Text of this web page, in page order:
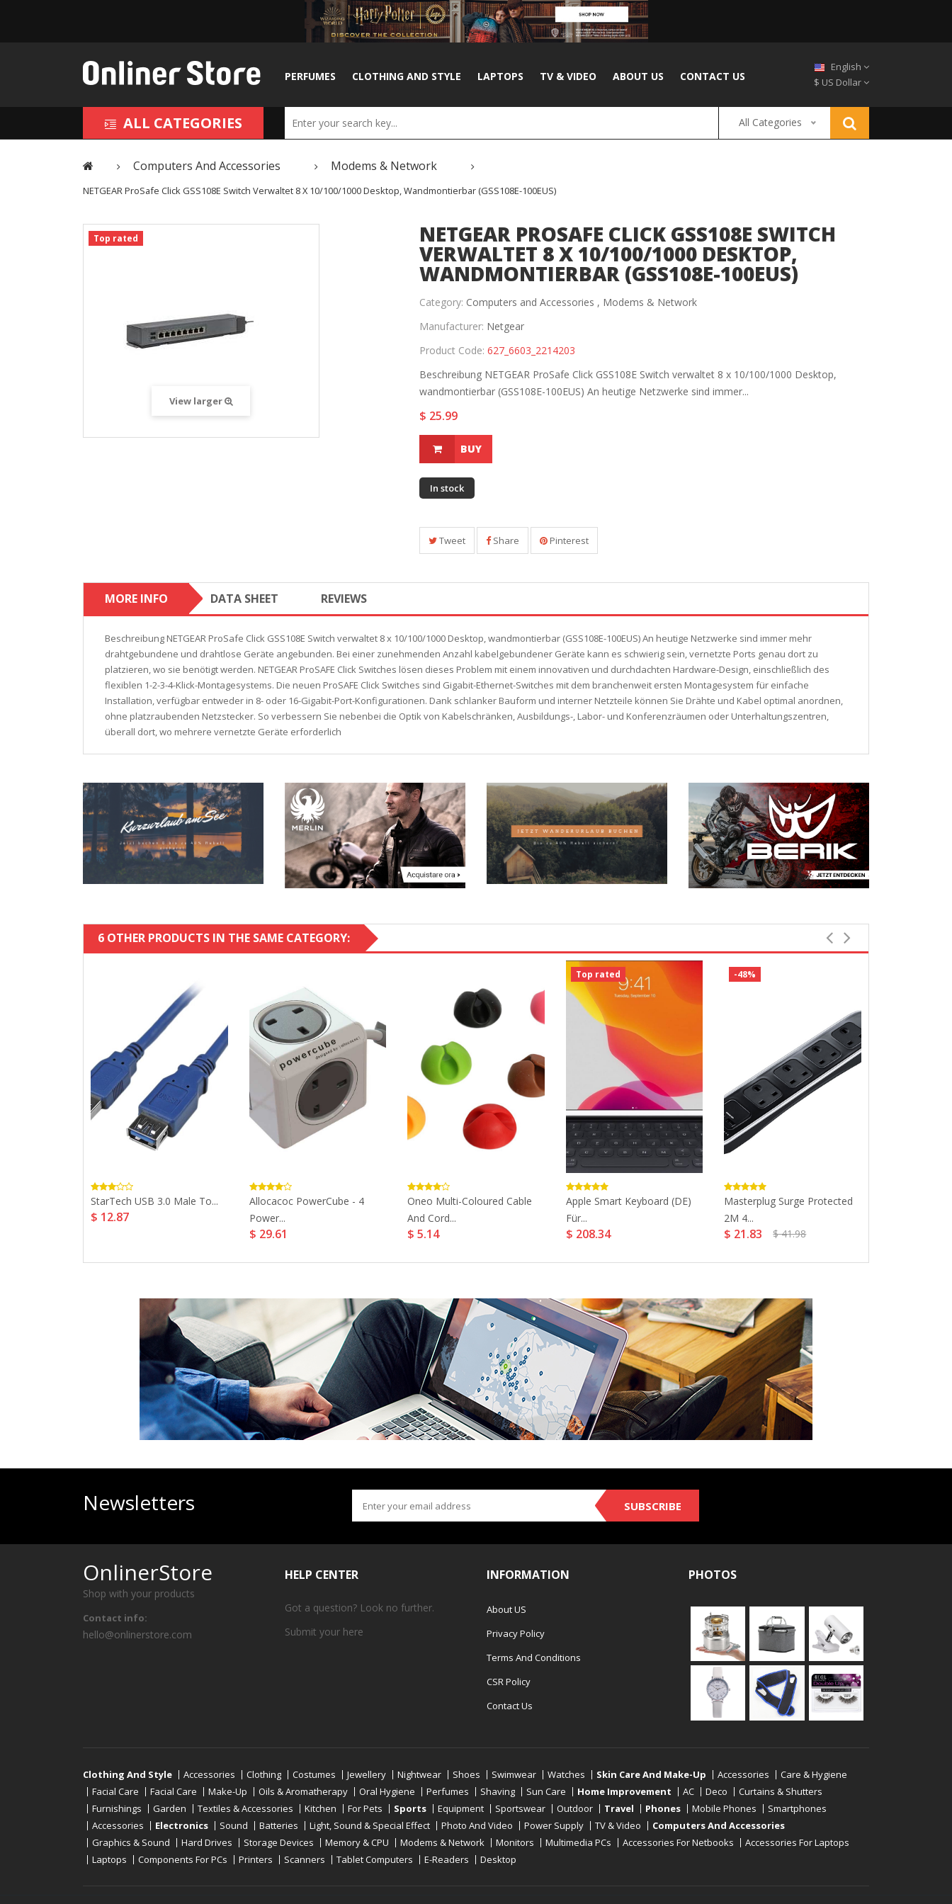
PERFUMES CLOTHING AND STYLE LAPTOPS TV & VIDEO ABOUT US CONTACT US
English
$ US Dollar
ALL CATEGORIES All Categories
Computers And Accessories Modems & Network
NETGEAR ProSafe Click GSS108E Switch Verwaltet 8 X 10/100/1000 Desktop, Wandmontierbar (GSS108E-100EUS)
Top rated
View larger
NETGEAR PROSAFE CLICK GSS108E SWITCH
VERWALTET 8 X 10/100/1000 DESKTOP,
WANDMONTIERBAR (GSS108E-100EUS)
Category: Computers and Accessories , Modems & Network
Manufacturer: Netgear
Product Code: 627_6603_2214203
Beschreibung NETGEAR ProSafe Click GSS108E Switch verwaltet 8 x 10/100/1000 Desktop,
wandmontierbar (GSS108E-100EUS) An heutige Netzwerke sind immer...
$ 25.99
BUY
In stock
Tweet Share Pinterest
MORE INFO DATA SHEET REVIEWS
Beschreibung NETGEAR ProSafe Click GSS108E Switch verwaltet 8 x 10/100/1000 Desktop, wandmontierbar (GSS108E-100EUS) An heutige Netzwerke sind immer mehr
drahtgebundene und drahtlose Geräte angebunden. Bei einer zunehmenden Anzahl kabelgebundener Geräte kann es schwierig sein, vernetzte Ports genau dort zu
platzieren, wo sie benötigt werden. NETGEAR ProSAFE Click Switches lösen dieses Problem mit einem innovativen und durchdachten Hardware-Design, einschließlich des
flexiblen 1-2-3-4-Klick-Montagesystems. Die neuen ProSAFE Click Switches sind Gigabit-Ethernet-Switches mit dem branchenweit ersten Montagesystem für einfache
Installation, verfügbar entweder in 8- oder 16-Gigabit-Port-Konfigurationen. Dank schlanker Bauform und interner Netzteile können Sie Drähte und Kabel optimal anordnen,
ohne platzraubenden Netzstecker. So verbessern Sie nebenbei die Optik von Kabelschränken, Ausbildungs-, Labor- und Konferenzräumen oder Unterhaltungszentren,
überall dort, wo mehrere vernetzte Geräte erforderlich
6 OTHER PRODUCTS IN THE SAME CATEGORY:
StarTech USB 3.0 Male To...
$ 12.87
Allocacoc PowerCube - 4
Power...
$ 29.61
Oneo Multi-Coloured Cable
And Cord...
$ 5.14
Top rated
Apple Smart Keyboard (DE)
Für...
$ 208.34
-48%
Masterplug Surge Protected
2M 4...
$ 21.83 $ 41.98
Newsletters SUBSCRIBE
OnlinerStore
Shop with your products
Contact info:
hello@onlinerstore.com
HELP CENTER
Got a question? Look no further.
Submit your here
INFORMATION
About US
Privacy Policy
Terms And Conditions
CSR Policy
Contact Us
PHOTOS
Clothing And Style Accessories Clothing Costumes Jewellery Nightwear Shoes Swimwear Watches Skin Care And Make-Up Accessories
Care & Hygiene
Facial Care
Facial Care Make-Up Oils & Aromatherapy Oral Hygiene Perfumes Shaving Sun Care Home Improvement AC Deco
Curtains & Shutters
Furnishings
Garden Textiles & Accessories Kitchen For Pets Sports Equipment Sportswear Outdoor Travel Phones Mobile Phones
Smartphones
Accessories
Electronics Sound Batteries Light, Sound & Special Effect Photo And Video Power Supply TV & Video
Computers And Accessories
Graphics & Sound
Hard Drives Storage Devices Memory & CPU Modems & Network Monitors Multimedia PCs Accessories For Netbooks
Accessories For Laptops
Laptops
Components For PCs Printers Scanners Tablet Computers E-Readers Desktop